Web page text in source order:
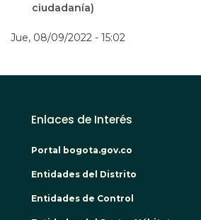
ciudadanía)
Jue, 08/09/2022 - 15:02
Enlaces de Interés
Portal bogota.gov.co
Entidades del Distrito
Entidades de Control